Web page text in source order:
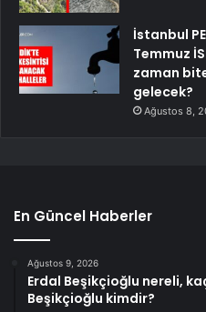
İstanbul
Temmuz
zaman
gelecek?
Ağustos 8,
En Güncel Haberler
Ağustos 9, 2026
Erdal Beşikçioğlu nereli,
Beşikçioğlu kimdir?